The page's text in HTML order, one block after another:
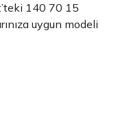
140 70 15
uygun modeli